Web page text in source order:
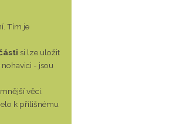
Tím je
si lze uložit
- jsou
věci.
k přílišnému